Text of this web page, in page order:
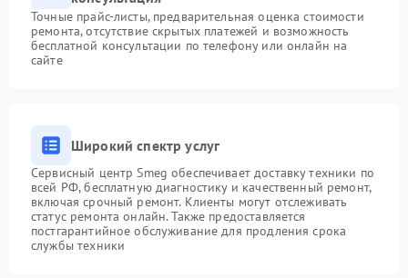
Точные прайс-листы, предварительная оценка стоимости
ремонта, отсутствие скрытых платежей и возможность
бесплатной консультации по телефону или онлайн на
сайте
Широкий спектр услуг
Сервисный центр Smeg обеспечивает доставку техники по
всей РФ, бесплатную диагностику и качественный ремонт,
включая срочный ремонт. Клиенты могут отслеживать
статус ремонта онлайн. Также предоставляется
постгарантийное обслуживание для продления срока
службы техники